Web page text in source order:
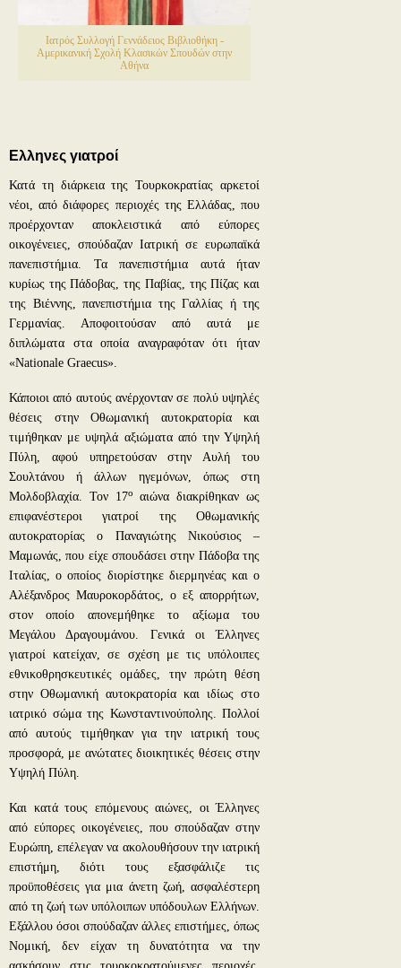
Ιατρός Συλλογή Γεννάδειος Βιβλιοθήκη -
Αμερικανική Σχολή Κλασικών Σπουδών στην
Αθήνα
Ελληνες γιατροί
Κατά τη διάρκεια της Τουρκοκρατίας αρκετοί
νέοι, από διάφορες περιοχές της Ελλάδας, που
προέρχονταν αποκλειστικά από εύπορες
οικογένειες, σπούδαζαν Ιατρική σε ευρωπαϊκά
πανεπιστήμια. Τα πανεπιστήμια αυτά ήταν
κυρίως της Πάδοβας, της Παβίας, της Πίζας και
της Βιέννης, πανεπιστήμια της Γαλλίας ή της
Γερμανίας. Αποφοιτούσαν από αυτά με
διπλώματα στα οποία αναγραφόταν ότι ήταν
«Nationale Graecus».
Κάποιοι από αυτούς ανέρχονταν σε πολύ υψηλές
θέσεις στην Οθωμανική αυτοκρατορία και
τιμήθηκαν με υψηλά αξιώματα από την Υψηλή
Πύλη, αφού υπηρετούσαν στην Αυλή του
Σουλτάνου ή άλλων ηγεμόνων, όπως στη
Μολδοβλαχία. Τον 17ο
αιώνα διακρίθηκαν ως
επιφανέστεροι γιατροί της Οθωμανικής
αυτοκρατορίας ο Παναγιώτης Νικούσιος –
Μαμωνάς, που είχε σπουδάσει στην Πάδοβα της
Ιταλίας, ο οποίος διορίστηκε διερμηνέας και ο
Αλέξανδρος Μαυροκορδάτος, ο εξ απορρήτων,
στον οποίο απονεμήθηκε το αξίωμα του
Μεγάλου Δραγουμάνου. Γενικά οι Έλληνες
γιατροί κατείχαν, σε σχέση με τις υπόλοιπες
εθνικοθρησκευτικές ομάδες, την πρώτη θέση
στην Οθωμανική αυτοκρατορία και ιδίως στο
ιατρικό σώμα της Κωνσταντινούπολης. Πολλοί
από αυτούς τιμήθηκαν για την ιατρική τους
προσφορά, με ανώτατες διοικητικές θέσεις στην
Υψηλή Πύλη.
Και κατά τους επόμενους αιώνες, οι Έλληνες
από εύπορες οικογένειες, που σπούδαζαν στην
Ευρώπη, επέλεγαν να ακολουθήσουν την ιατρική
επιστήμη, διότι τους εξασφάλιζε τις
προϋποθέσεις για μια άνετη ζωή, ασφαλέστερη
από τη ζωή των υπόλοιπων υπόδουλων Ελλήνων.
Εξάλλου όσοι σπούδαζαν άλλες επιστήμες, όπως
Νομική, δεν είχαν τη δυνατότητα να την